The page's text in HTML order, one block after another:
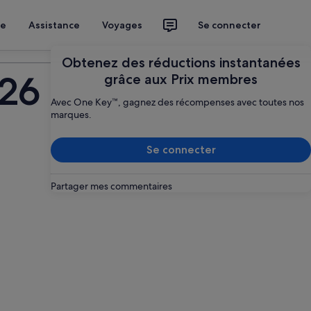
Assistance Voyages Se connecter
Obtenez des réductions instantanées
grâce aux Prix membres
Avec One Key™, gagnez des récompenses avec toutes nos
marques.
Se connecter
Partager mes commentaires
Planifier mon voyage